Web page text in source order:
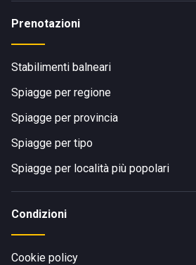
Prenotazioni
Stabilimenti balneari
Spiagge per regione
Spiagge per provincia
Spiagge per tipo
Spiagge per località più popolari
Condizioni
Cookie policy